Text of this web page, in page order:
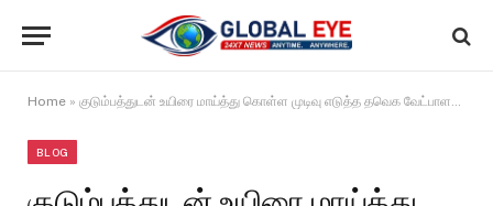
Home » குடும்பத்துடன் உயிரை மாய்த்து கொள்ள முடிவு எடுத்த தவெக வேட்பாளர்.. ஷாக்கான விஜய்.. வீடியோ! #tvk #TVKCandidate #tamilagavettrikazhagam – Facebook
BLOG